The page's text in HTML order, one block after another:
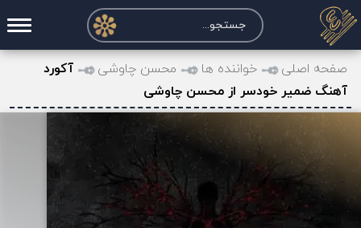
صفحه اصلی
درخواست آکورد
نت و تبلچر
تماس با ما
حساب کاربری
صفحه اصلی خواننده ها محسن چاوشی
آکورد
آهنگ ضمیر خودسر از محسن چاوشی